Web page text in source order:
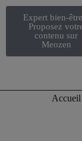
Expert bien-
Proposez
contenu sur
Meozen
Accueil